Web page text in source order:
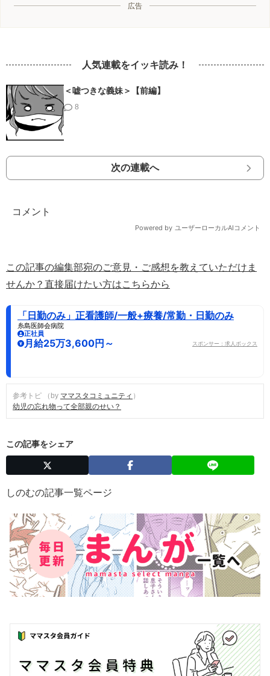
広告
人気連載をイッキ読み！
＜嘘つきな義妹＞【前編】
8
次の連載へ
この記事の編集部宛のご意見・ご感想を教えていただけま
せんか？直接届けたい方はこちらから
「日勤のみ」正看護師/一般+療養/常勤・日勤のみ
糸島医師会病院
正社員
月給25万3,600円～ スポンサー：求人ボックス
参考トピ （by ママスタコミュニティ ）
幼児の忘れ物って全部親のせい？
この記事をシェア
しのむの記事一覧ページ